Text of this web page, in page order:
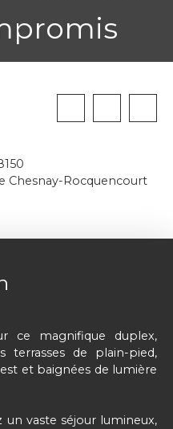
Chesnay-Rocquencourt
ce magnifique duplex,
terrasses de plain-pied,
et baignées de lumière
un vaste séjour lumineux,